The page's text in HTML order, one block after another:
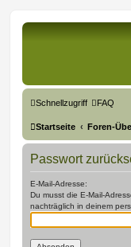
Schnellzugriff FAQ
Startseite Foren-
Passwort
E-Mail-Adresse:
Du musst die E-Mail-
nachträglich in deinem